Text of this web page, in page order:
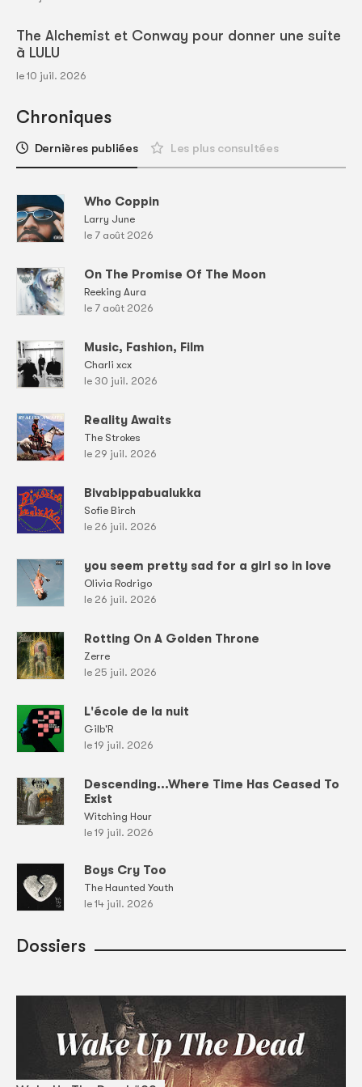
The Alchemist et Conway pour donner une suite
à LULU
le 10 juil. 2026
Chroniques
Dernières publiées Les plus consultées
Who Coppin
Larry June
le 7 août 2026
On The Promise Of The Moon
Reeking Aura
le 7 août 2026
Music, Fashion, Film
Charli xcx
le 30 juil. 2026
Reality Awaits
The Strokes
le 29 juil. 2026
Bivabippabualukka
Sofie Birch
le 26 juil. 2026
you seem pretty sad for a girl so in love
Olivia Rodrigo
le 26 juil. 2026
Rotting On A Golden Throne
Zerre
le 25 juil. 2026
L'école de la nuit
Gilb'R
le 19 juil. 2026
Descending...Where Time Has Ceased To
Exist
Witching Hour
le 19 juil. 2026
Boys Cry Too
The Haunted Youth
le 14 juil. 2026
Dossiers